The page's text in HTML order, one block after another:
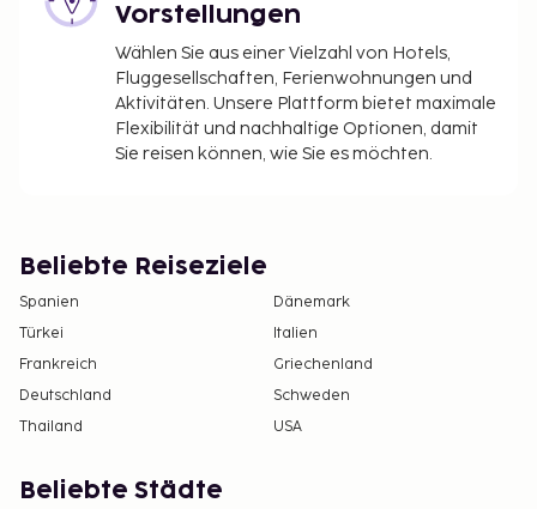
Vorstellungen
Wählen Sie aus einer Vielzahl von Hotels,
Fluggesellschaften, Ferienwohnungen und
Aktivitäten. Unsere Plattform bietet maximale
Flexibilität und nachhaltige Optionen, damit
Sie reisen können, wie Sie es möchten.
Beliebte Reiseziele
Spanien
Dänemark
Türkei
Italien
Frankreich
Griechenland
Deutschland
Schweden
Thailand
USA
Beliebte Städte